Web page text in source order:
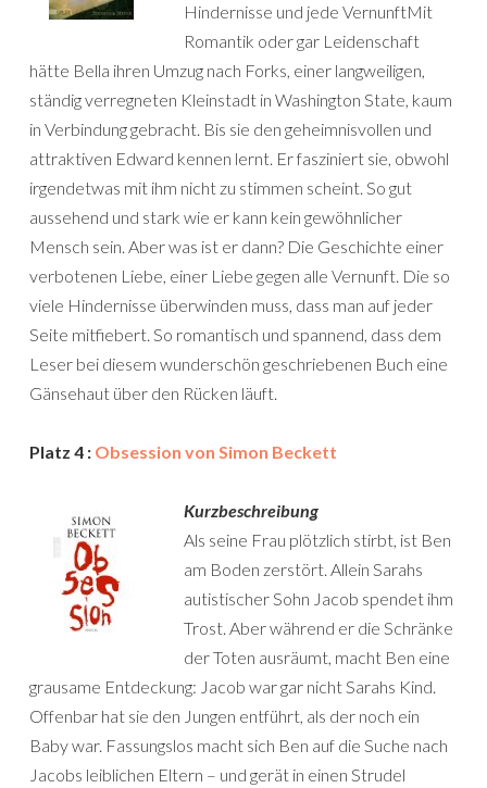
Hindernisse und jede VernunftMit
Romantik oder gar Leidenschaft
hätte Bella ihren Umzug nach Forks, einer langweiligen,
ständig verregneten Kleinstadt in Washington State, kaum
in Verbindung gebracht. Bis sie den geheimnisvollen und
attraktiven Edward kennen lernt. Er fasziniert sie, obwohl
irgendetwas mit ihm nicht zu stimmen scheint. So gut
aussehend und stark wie er kann kein gewöhnlicher
Mensch sein. Aber was ist er dann? Die Geschichte einer
verbotenen Liebe, einer Liebe gegen alle Vernunft. Die so
viele Hindernisse überwinden muss, dass man auf jeder
Seite mitfiebert. So romantisch und spannend, dass dem
Leser bei diesem wunderschön geschriebenen Buch eine
Gänsehaut über den Rücken läuft.
Platz 4 : Obsession von Simon Beckett
Kurzbeschreibung
Als seine Frau plötzlich stirbt, ist Ben
am Boden zerstört. Allein Sarahs
autistischer Sohn Jacob spendet ihm
Trost. Aber während er die Schränke
der Toten ausräumt, macht Ben eine
grausame Entdeckung: Jacob war gar nicht Sarahs Kind.
Offenbar hat sie den Jungen entführt, als der noch ein
Baby war. Fassungslos macht sich Ben auf die Suche nach
Jacobs leiblichen Eltern – und gerät in einen Strudel